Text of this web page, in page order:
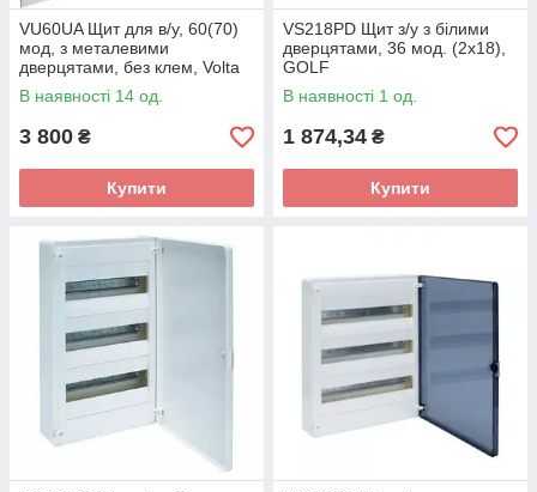
VU60UA Щит для в/у, 60(70)
мод, з металевими
дверцятами, без клем, Volta
В наявності 14 од.
3 800 ₴
Купити
VS218PD Щит з/у з білими
дверцятами, 36 мод. (2х18),
GOLF
В наявності 1 од.
1 874,34 ₴
Купити